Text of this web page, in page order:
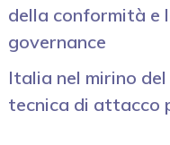
della conformità e
governance
Italia nel mirino
tecnica di attacco